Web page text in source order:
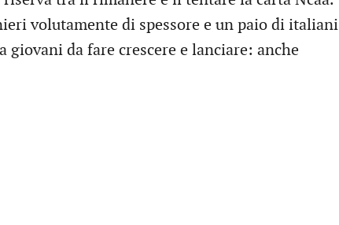
volutamente di spessore e un paio di italiani
giovani da fare crescere e lanciare: anche